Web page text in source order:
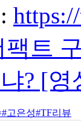
팩트
? [
#고은성#TF리뷰